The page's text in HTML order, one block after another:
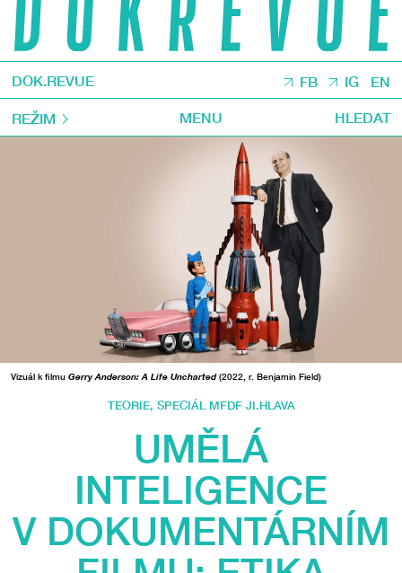
DOK.REVUE FB IG EN
REŽIM MENU HLEDAT
Vizuál k filmu Gerry Anderson: A Life Uncharted(2022, r. Benjamin Field)
TEORIE, SPECIÁL MFDF JI.HLAVA
UMĚLÁ
INTELIGENCE
V DOKUMENTÁRNÍM